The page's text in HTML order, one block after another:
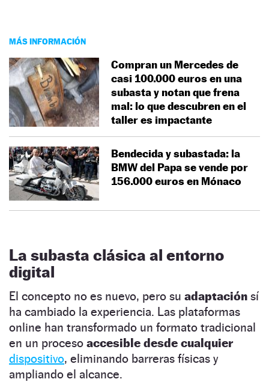
MÁS INFORMACIÓN
Compran un Mercedes de
casi 100.000 euros en una
subasta y notan que frena
mal: lo que descubren en el
taller es impactante
Bendecida y subastada: la
BMW del Papa se vende por
156.000 euros en Mónaco
La subasta clásica al entorno
digital
El concepto no es nuevo, pero su adaptación sí
ha cambiado la experiencia. Las plataformas
online han transformado un formato tradicional
en un proceso accesible desde cualquier
dispositivo, eliminando barreras físicas y
ampliando el alcance.